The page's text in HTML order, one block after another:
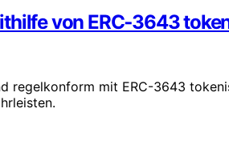
von ERC‑3643
regelkonform mit ERC-3643